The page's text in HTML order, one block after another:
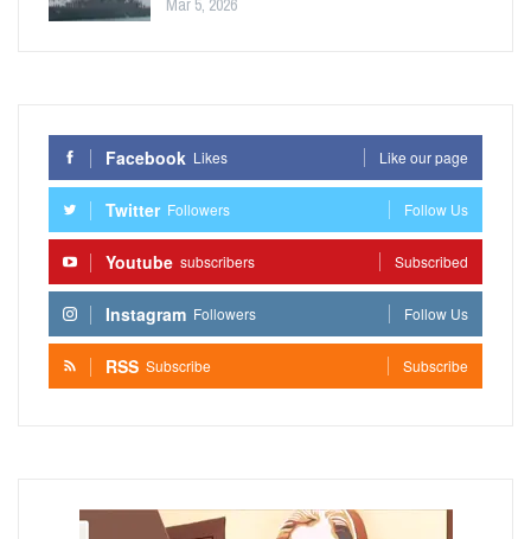
Mar 5, 2026
Facebook Likes Like our page
Twitter Followers Follow Us
Youtube subscribers Subscribed
Instagram Followers Follow Us
RSS Subscribe Subscribe